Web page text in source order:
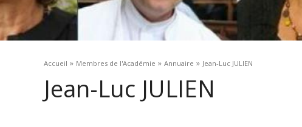
Vous êtes ici
Accueil » Membres de l'Académie » Annuaire » Jean-Luc JULIEN
Jean-Luc JULIEN